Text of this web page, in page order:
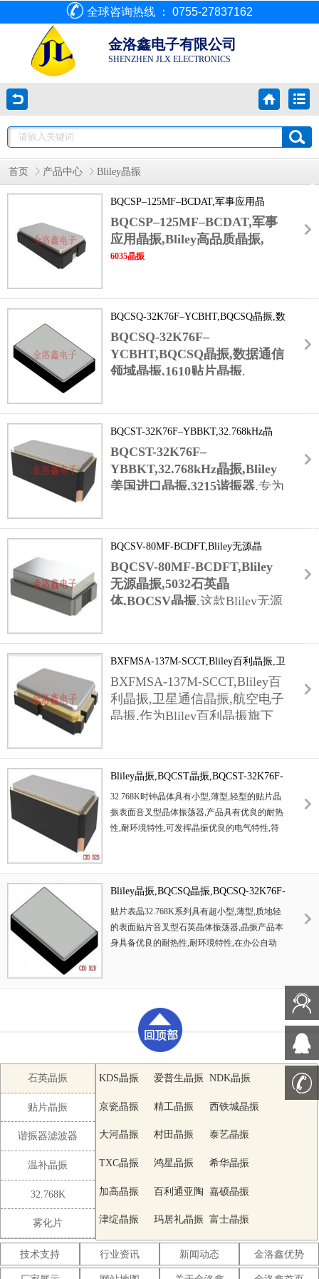
全球咨询热线 ： 0755-27837162
金洛鑫电子有限公司
SHENZHEN JLX ELECTRONICS
首页 产品中心 Bliley晶振
BQCSP–125MF–BCDAT,军事应用晶
振,Bliley高品质晶振,6035晶振
BQCSP–125MF–BCDAT,军事
应用晶振,Bliley高品质晶振,
6035晶振
备.晶振内置过压保护电路,能抵御军用供电系
统中的瞬时高压冲击(最高耐受100V峰值电压),
避免电路损坏.此外,产品采用无铅焊接工艺,符
合RoHS军用环保标准,且引脚镀层为镀金材质
BQCSQ-32K76F–YCBHT,BQCSQ晶振,数
据通信领域晶振,1610贴片晶振
BQCSQ-32K76F–
YCBHT,BQCSQ晶振,数据通信
领域晶振,1610贴片晶振,
信设备的高速信号处理场景设计.以BQCSQ-
32K76F–YCBHT为基础衍生的高频型号,采用
与1610封装一致的小型化设计,可灵活集成于光
模块,5G基带单元等紧凑设备中.该系列晶振具
通信链路稳定性.同时,支持12pF,20pF等多规格
负载电容,与主流通信芯片(如高通,华为海思基
带芯片)高度兼容,无需调整电路即可快速适配,
缩短数据通信设备研发周期.
BQCST-32K76F–YBBKT,32.768kHz晶
振,Bliley美国进口晶振,3215谐振器
BQCST-32K76F–
YBBKT,32.768kHz晶振,Bliley
美国进口晶振,3215谐振器,专为
采用电池供电的特点,其静态功
耗低至0.8μA,可支持设备数年
无需更换电池,降低工业物联网
部署后的维护成本.
32.768k晶体
混乱.产品采用抗腐蚀金属外壳封装,能抵御工
业环境中的粉尘,湿气侵蚀,且通过工业级可靠
性测试,在-40℃~+85℃宽温环境下稳定工作,适
配智能传感器,无线数据采集器等工业物联网节
BQCSV-80MF-BCDFT,Bliley无源晶
振,5032石英晶体,BQCSV晶振
BQCSV-80MF-BCDFT,Bliley
无源晶振,5032石英晶
体,BQCSV晶振,这款Bliley无源
设计(典型100μW),大幅减少晶
体工作时的发热量,避免因晶振
温升影响周边汽车电子元件性
能.其支持-40℃~+125℃汽车级
温度范围,即便在引擎舱高温环
率老化率≤±3PPM/年,可满足汽
车全生命周期的时序精度需求.
搭配3225/
5032晶振
等多规格封装,能灵活适配车载信息娱乐系统、
BXFMSA-137M-SCCT,Bliley百利晶振,卫
星通信晶振,航空电子晶振
BXFMSA-137M-SCCT,Bliley百
利晶振,卫星通信晶振,航空电子
晶振,作为Bliley百利晶振旗下
SCCT在卫星通信与航空电子领
域表现非凡.它采用先进的制造
工艺与高品质原材料,拥有出色
的频率稳定性,即便面对复杂多
变的太空环境温度以及强烈的
控制在极小范围,确保信号传输
稳定精准.在尺寸设计上,它充分
考虑到设备集成需求,采用
7050晶振
紧凑封装形式,在有限空间内完美发挥性能,为
Bliley晶振,BQCST晶振,BQCST-32K76F-
YBBST晶振
32.768K时钟晶体具有小型,薄型,轻型的贴片晶
振表面音叉型晶体振荡器,产品具有优良的耐热
性,耐环境特性,可发挥晶振优良的电气特性,符
挥比陶瓷振荡器外壳更好的耐冲击性.
Bliley晶振,BQCSQ晶振,BQCSQ-32K76F-
YCBKT晶振
贴片表晶32.768K系列具有超小型,薄型,质地轻
的表面贴片音叉型石英晶体振荡器,晶振产品本
身具备优良的耐热性,耐环境特性,在办公自动
曲线要求,金属外壳的石英晶振使得产品在封装
时能发挥比陶瓷晶振外壳更好的耐冲击性能.
石英晶振
贴片晶振
谐振器滤波器
温补晶振
32.768K
雾化片
KDS晶振 爱普生晶振 NDK晶振
京瓷晶振 精工晶振 西铁城晶振
大河晶振 村田晶振 泰艺晶振
TXC晶振 鸿星晶振 希华晶振
加高晶振 百利通亚陶
晶振
嘉硕晶振
津绽晶振 玛居礼晶振 富士晶振
SMI晶振 Lihom晶振 SHINSUNG
晶振
NAKA晶振 AKER晶振 NKG晶振
技术支持 行业资讯 新闻动态 金洛鑫优势